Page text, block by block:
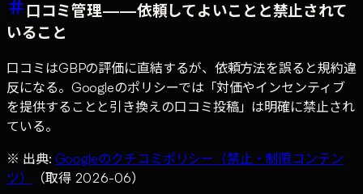
口コミ管理——依頼してよいことと禁止されて
いること
口コミはGBPの評価に直結するが、依頼方法を誤ると規約違
反になる。Googleのポリシーでは「対価やインセンティブ
を提供することと引き換えの口コミ投稿」は明確に禁止され
ている。
※ 出典: Googleのクチコミポリシー（禁止・制限コンテン
ツ）
（取得 2026-06）